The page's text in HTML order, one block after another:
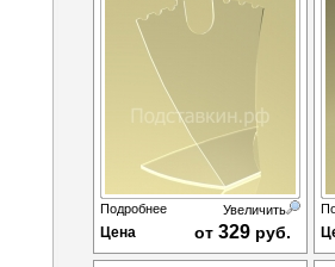
Подробнее Увеличить
Цена от 329 руб.